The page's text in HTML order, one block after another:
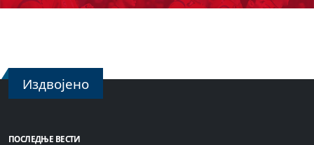
Издвојено
ПОСЛЕДЊЕ ВЕСТИ